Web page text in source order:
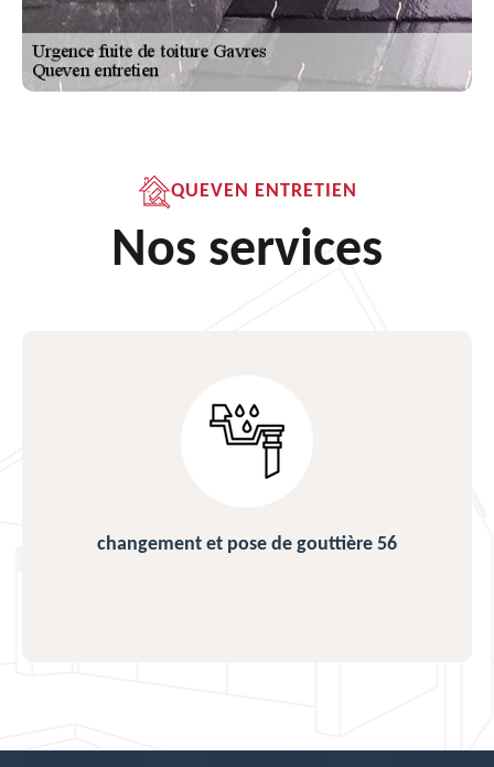
QUEVEN ENTRETIEN
Nos services
changement et pose de gouttière 56